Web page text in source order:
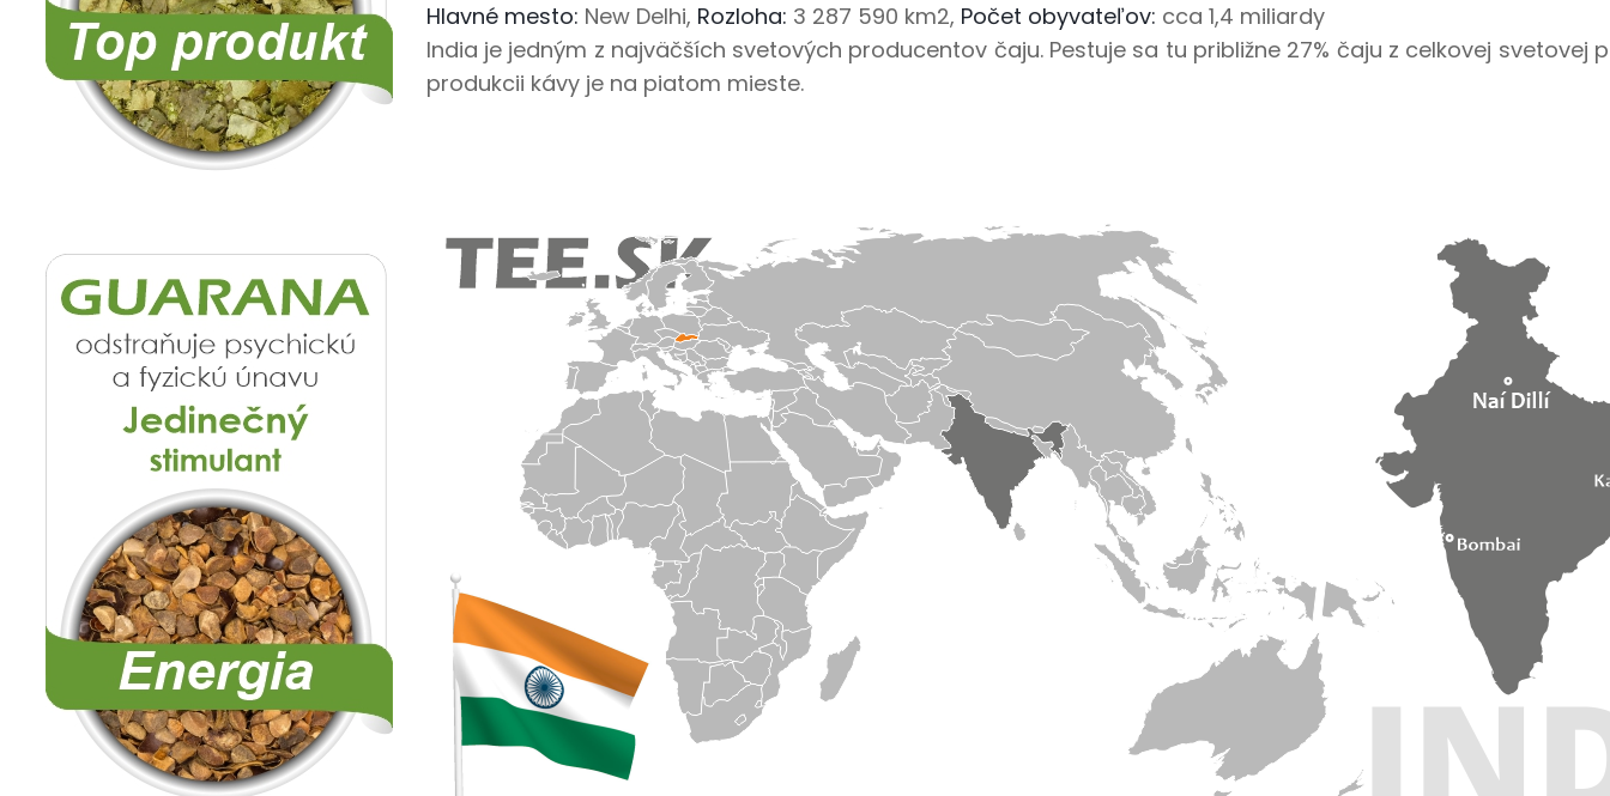
Hlavné mesto: New Delhi, Rozloha: 3 287 590 km2, Počet obyvateľov: cca 1,4 miliardy
India je jedným z najväčších svetových producentov čaju. Pestuje sa tu približne 27% čaju z celkovej svetovej
produkcii kávy je na piatom mieste.